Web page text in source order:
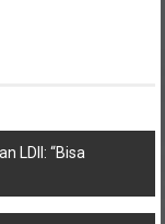
LDII: “Bisa